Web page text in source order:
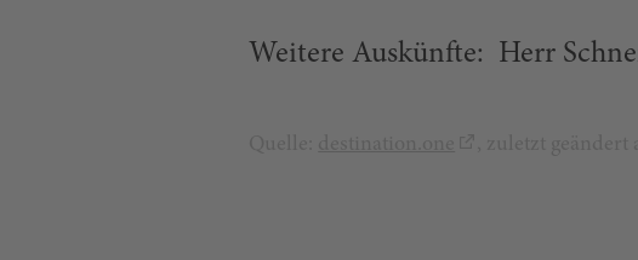
Weitere Auskünfte: Herr